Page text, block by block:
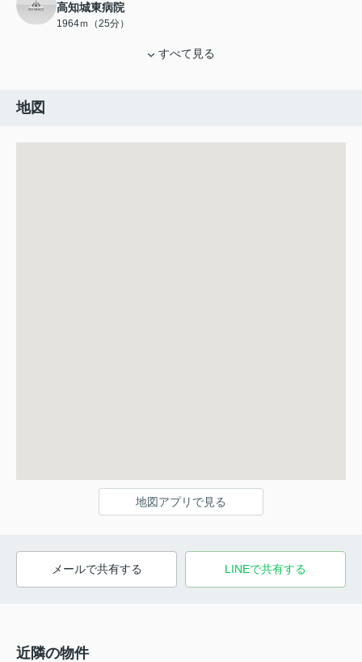
高知城東病院
1964ｍ（25分）
すべて見る
地図
地図アプリで見る
メールで共有する LINEで共有する
近隣の物件